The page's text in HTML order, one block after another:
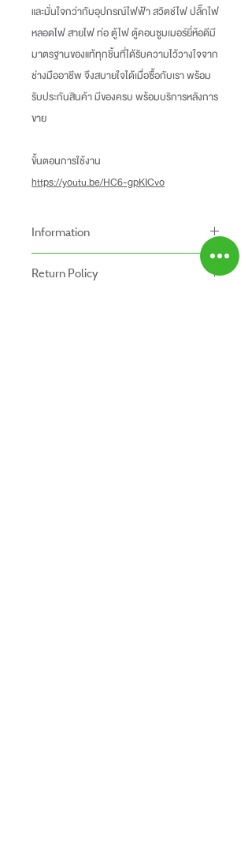
และมั่นใจกว่ากับอุปกรณ์ไฟฟ้า สวิตช์ไฟ ปลั๊กไฟ
หลอดไฟ สายไฟ ท่อ ตู้ไฟ ตู้คอนซูมเมอร์ยี่ห้อดีมี
มาตรฐานของแท้ทุกชิ้นที่ได้รับความไว้วางใจจาก
ช่างมืออาชีพ จึงสบายใจได้เมื่อซื้อกับเรา พร้อม
รับประกันสินค้า มีของครบ พร้อมบริการหลังการ
ขาย
ขั้นตอนการใช้งาน
https://youtu.be/HC6-gpKICvo
Information
-ราคาที่ระบุบนหน้าเว็ปไซท์อาจแตกต่างจากราคา
หน้าร้านและสาขาของเรา
Return Policy